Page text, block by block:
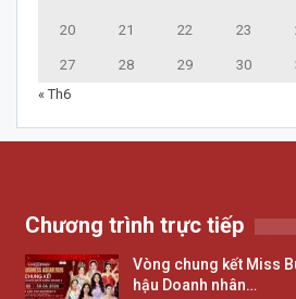
20 21 22 23
27 28 29 30
« Th6
Chương trình trực tiếp
Vòng chung kết Miss
hậu Doanh nhân…